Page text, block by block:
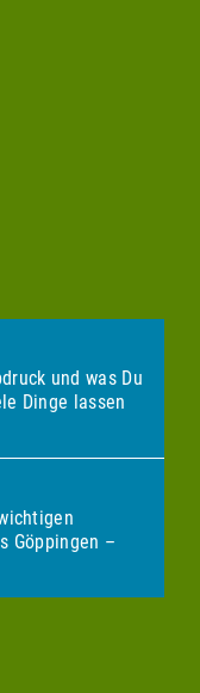
und was Du
Dinge lassen
Göppingen –